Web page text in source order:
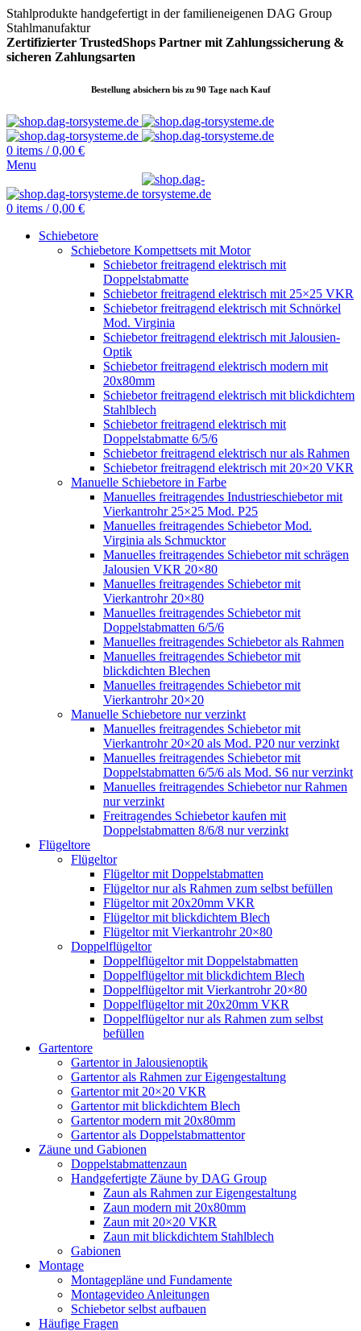
Stahlprodukte handgefertigt in der familieneigenen DAG Group
Stahlmanufaktur
Zertifizierter TrustedShops Partner mit Zahlungssicherung &
sicheren Zahlungsarten
Bestellung absichern bis zu 90 Tage nach Kauf
0 items / 0,00 €
Menu
0 items / 0,00 €
Schiebetore
Schiebetore Kompettsets mit Motor
Schiebetor freitragend elektrisch mit
Doppelstabmatte
Schiebetor freitragend elektrisch mit 25×25 VKR
Schiebetor freitragend elektrisch mit Schnörkel
Mod. Virginia
Schiebetor freitragend elektrisch mit Jalousien-
Optik
Schiebetor freitragend elektrisch modern mit
20x80mm
Schiebetor freitragend elektrisch mit blickdichtem
Stahlblech
Schiebetor freitragend elektrisch mit
Doppelstabmatte 6/5/6
Schiebetor freitragend elektrisch nur als Rahmen
Schiebetor freitragend elektrisch mit 20×20 VKR
Manuelle Schiebetore in Farbe
Manuelles freitragendes Industrieschiebetor mit
Vierkantrohr 25×25 Mod. P25
Manuelles freitragendes Schiebetor Mod.
Virginia als Schmucktor
Manuelles freitragendes Schiebetor mit schrägen
Jalousien VKR 20×80
Manuelles freitragendes Schiebetor mit
Vierkantrohr 20×80
Manuelles freitragendes Schiebetor mit
Doppelstabmatten 6/5/6
Manuelles freitragendes Schiebetor als Rahmen
Manuelles freitragendes Schiebetor mit
blickdichten Blechen
Manuelles freitragendes Schiebetor mit
Vierkantrohr 20×20
Manuelle Schiebetore nur verzinkt
Manuelles freitragendes Schiebetor mit
Vierkantrohr 20×20 als Mod. P20 nur verzinkt
Manuelles freitragendes Schiebetor mit
Doppelstabmatten 6/5/6 als Mod. S6 nur verzinkt
Manuelles freitragendes Schiebetor nur Rahmen
nur verzinkt
Freitragendes Schiebetor kaufen mit
Doppelstabmatten 8/6/8 nur verzinkt
Flügeltore
Flügeltor
Flügeltor mit Doppelstabmatten
Flügeltor nur als Rahmen zum selbst befüllen
Flügeltor mit 20x20mm VKR
Flügeltor mit blickdichtem Blech
Flügeltor mit Vierkantrohr 20×80
Doppelflügeltor
Doppelflügeltor mit Doppelstabmatten
Doppelflügeltor mit blickdichtem Blech
Doppelflügeltor mit Vierkantrohr 20×80
Doppelflügeltor mit 20x20mm VKR
Doppelflügeltor nur als Rahmen zum selbst
befüllen
Gartentore
Gartentor in Jalousienoptik
Gartentor als Rahmen zur Eigengestaltung
Gartentor mit 20×20 VKR
Gartentor mit blickdichtem Blech
Gartentor modern mit 20x80mm
Gartentor als Doppelstabmattentor
Zäune und Gabionen
Doppelstabmattenzaun
Handgefertigte Zäune by DAG Group
Zaun als Rahmen zur Eigengestaltung
Zaun modern mit 20x80mm
Zaun mit 20×20 VKR
Zaun mit blickdichtem Stahlblech
Gabionen
Montage
Montagepläne und Fundamente
Montagevideo Anleitungen
Schiebetor selbst aufbauen
Häufige Fragen